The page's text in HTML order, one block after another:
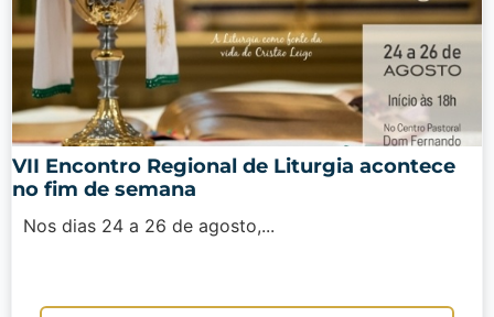
VII Encontro Regional de Liturgia acontece
no fim de semana
Nos dias 24 a 26 de agosto,...